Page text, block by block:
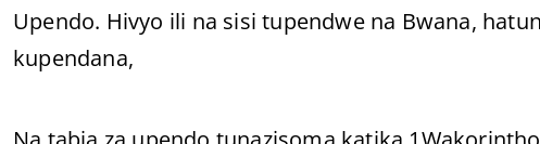
Upendo. Hivyo ili na sisi tupendwe na Bwana,
kupendana,